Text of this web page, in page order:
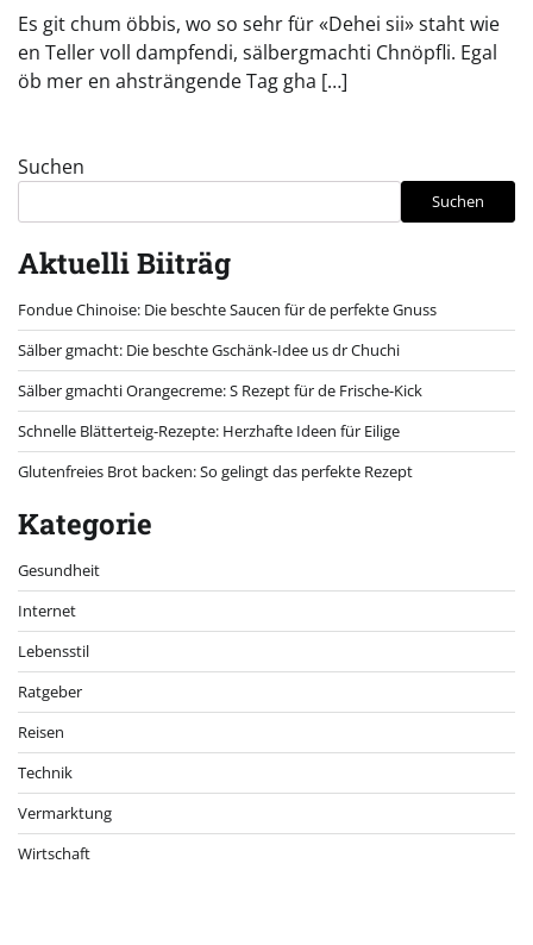
Es git chum öbbis, wo so sehr für «Dehei sii» staht wie
en Teller voll dampfendi, sälbergmachti Chnöpfli. Egal
öb mer en ahsträngende Tag gha […]
Suchen
Suchen
Aktuelli Biiträg
Fondue Chinoise: Die beschte Saucen für de perfekte Gnuss
Sälber gmacht: Die beschte Gschänk-Idee us dr Chuchi
Sälber gmachti Orangecreme: S Rezept für de Frische-Kick
Schnelle Blätterteig-Rezepte: Herzhafte Ideen für Eilige
Glutenfreies Brot backen: So gelingt das perfekte Rezept
Kategorie
Gesundheit
Internet
Lebensstil
Ratgeber
Reisen
Technik
Vermarktung
Wirtschaft